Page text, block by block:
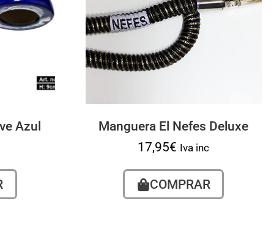
Azul
Manguera El Nefes Deluxe
17,95€ Iva inc
COMPRAR